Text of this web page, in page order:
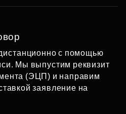
с помощью
Мы выпустим реквизит
(ЭЦП) и направим
заявление на